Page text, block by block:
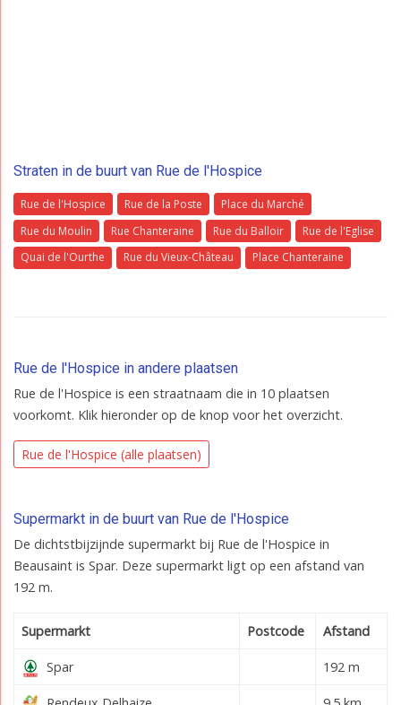
Straten in de buurt van Rue de l'Hospice
Rue de l'Hospice Rue de la Poste
Place du Marché
Rue du Moulin
Rue Chanteraine Rue du Balloir
Rue de l'Eglise
Quai de l'Ourthe
Rue du Vieux-Château Place Chanteraine
Rue de l'Hospice in andere plaatsen
Rue de l'Hospice is een straatnaam die in 10 plaatsen
voorkomt. Klik hieronder op de knop voor het overzicht.
Rue de l'Hospice (alle plaatsen)
Supermarkt in de buurt van Rue de l'Hospice
De dichtstbijzijnde supermarkt bij Rue de l'Hospice in
Beausaint is Spar. Deze supermarkt ligt op een afstand van
192 m.
Supermarkt Postcode Afstand
Spar 192 m